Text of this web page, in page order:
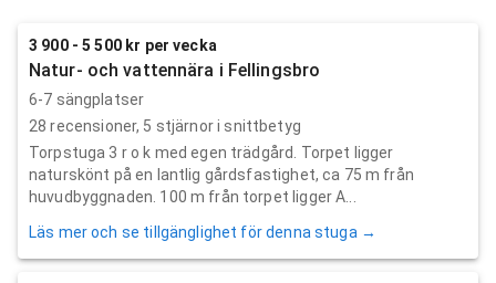
3 900 - 5 500 kr per vecka
Natur- och vattennära i Fellingsbro
6-7 sängplatser
28 recensioner, 5 stjärnor i snittbetyg
Torpstuga 3 r o k med egen trädgård. Torpet ligger
naturskönt på en lantlig gårdsfastighet, ca 75 m från
huvudbyggnaden. 100 m från torpet ligger A...
Läs mer och se tillgänglighet för denna stuga →